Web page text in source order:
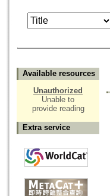
Available resources
Unauthorized
Unable to
provide reading
Extra service